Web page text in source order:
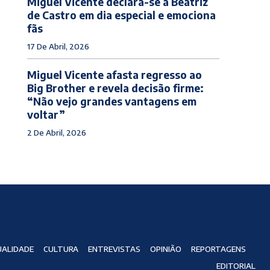
de Castro em dia especial e emociona
fãs
17 De Abril, 2026
Miguel Vicente afasta regresso ao
Big Brother e revela decisão firme:
“Não vejo grandes vantagens em
voltar”
2 De Abril, 2026
CULTURA ENTREVISTAS OPINIÃO
REPORTAGENS
EDITORIAL